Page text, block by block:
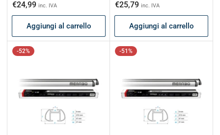
di
listino
scontato
€24,99 inc. IVA
Aggiungi al carrello
di
listino
scontato
€25,79 inc. IVA
Aggiungi al carrello
-52% -51%